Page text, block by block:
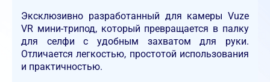
Эксклюзивно разработанный для камеры Vuze
VR мини-трипод, который превращается в палку
для селфи с удобным захватом для руки.
Отличается легкостью, простотой использования
и практичностью.